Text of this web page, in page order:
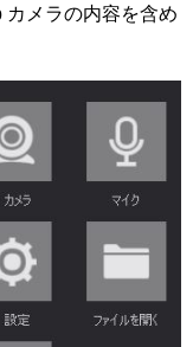
カメラの内容を含め